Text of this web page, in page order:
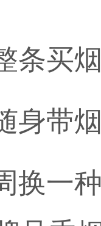
买
带烟
一种